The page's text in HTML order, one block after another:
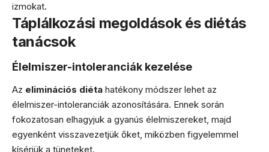
izmokat.
Táplálkozási megoldások és diétás
tanácsok
Élelmiszer-intoleranciák kezelése
Az eliminációs diéta hatékony módszer lehet az
élelmiszer-intoleranciák azonosítására. Ennek során
fokozatosan elhagyjuk a gyanús élelmiszereket, majd
egyenként visszavezetjük őket, miközben figyelemmel
kísérjük a tüneteket.